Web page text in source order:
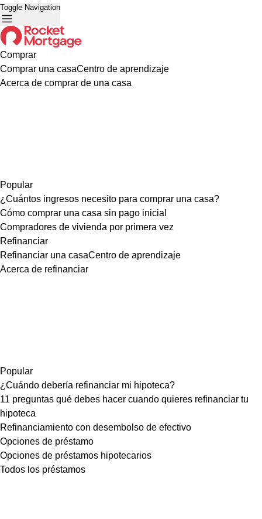
Toggle Navigation
Comprar
Comprar una casaCentro de aprendizaje
Acerca de comprar de una casa
Popular
¿Cuántos ingresos necesito para comprar una casa?
Cómo comprar una casa sin pago inicial
Compradores de vivienda por primera vez
Refinanciar
Refinanciar una casaCentro de aprendizaje
Acerca de refinanciar
Popular
¿Cuándo debería refinanciar mi hipoteca?
11 preguntas qué debes hacer cuando quieres refinanciar tu
hipoteca
Refinanciamiento con desembolso de efectivo
Opciones de préstamo
Opciones de préstamos hipotecarios
Todos los préstamos